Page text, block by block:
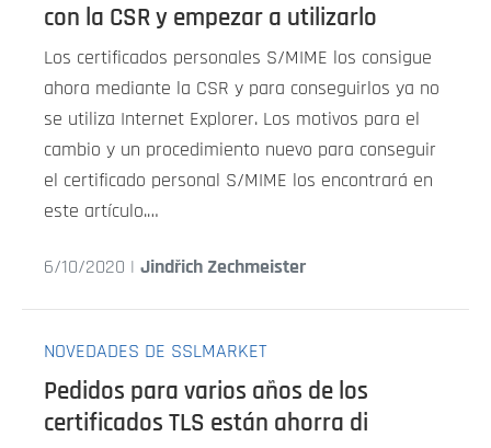
con la CSR y empezar a utilizarlo
Los certificados personales S/MIME los consigue
ahora mediante la CSR y para conseguirlos ya no
se utiliza Internet Explorer. Los motivos para el
cambio y un procedimiento nuevo para conseguir
el certificado personal S/MIME los encontrará en
este artículo.…
6/10/2020 | Jindřich Zechmeister
NOVEDADES DE SSLMARKET
Pedidos para varios años de los
certificados TLS están ahorra di